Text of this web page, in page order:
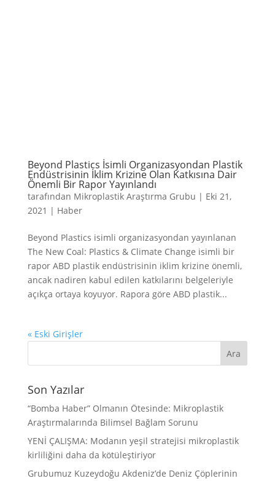
Beyond Plastics İsimli Organizasyondan Plastik
Endüstrisinin İklim Krizine Olan Katkısına Dair
Önemli Bir Rapor Yayınlandı
tarafından Mikroplastik Araştırma Grubu | Eki 21,
2021 | Haber
Beyond Plastics isimli organizasyondan yayınlanan
The New Coal: Plastics & Climate Change isimli bir
rapor ABD plastik endüstrisinin iklim krizine önemli,
ancak nadiren kabul edilen katkılarını belgeleriyle
açıkça ortaya koyuyor. Rapora göre ABD plastik...
« Eski Girişler
Son Yazılar
“Bomba Haber” Olmanın Ötesinde: Mikroplastik
Araştırmalarında Bilimsel Bağlam Sorunu
YENİ ÇALIŞMA: Modanın yeşil stratejisi mikroplastik
kirliliğini daha da kötüleştiriyor
Grubumuz Kuzeydoğu Akdeniz’de Deniz Çöplerinin